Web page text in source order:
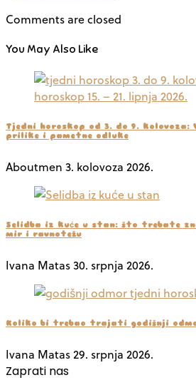
Comments are closed
You May Also Like
Tjedni horoskop od 3. do 9. kolovoza:
prilike i pametne odluke
Aboutmen 3. kolovoza 2026.
Selidba iz kuće u stan: što trebate
mir i ravnotežu
Ivana Matas30. srpnja 2026.
Koliko bi trebao trajati godišnji
Ivana Matas29. srpnja 2026.
Zaprati nas